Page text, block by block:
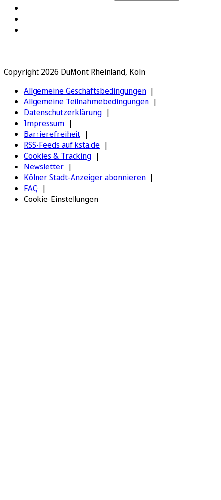
Copyright 2026 DuMont Rheinland, Köln
Allgemeine Geschäftsbedingungen
Allgemeine Teilnahmebedingungen
Datenschutzerklärung
Impressum
Barrierefreiheit
RSS-Feeds auf ksta.de
Cookies & Tracking
Newsletter
Kölner Stadt-Anzeiger abonnieren
FAQ
Cookie-Einstellungen